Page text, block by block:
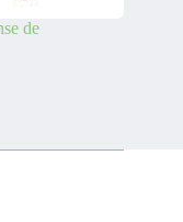
de